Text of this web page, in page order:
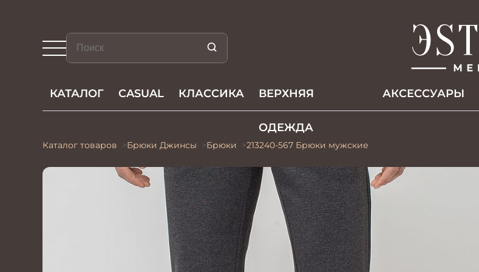
КАТАЛОГ CASUAL КЛАССИКА ВЕРХНЯЯ
ОДЕЖДА
АКCЕССУАРЫ
Каталог товаров Брюки Джинсы Брюки 213240-567 Брюки мужские